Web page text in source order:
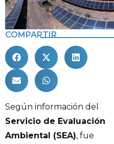
COMPARTIR
Según información del
Servicio de Evaluación
Ambiental (SEA), fue